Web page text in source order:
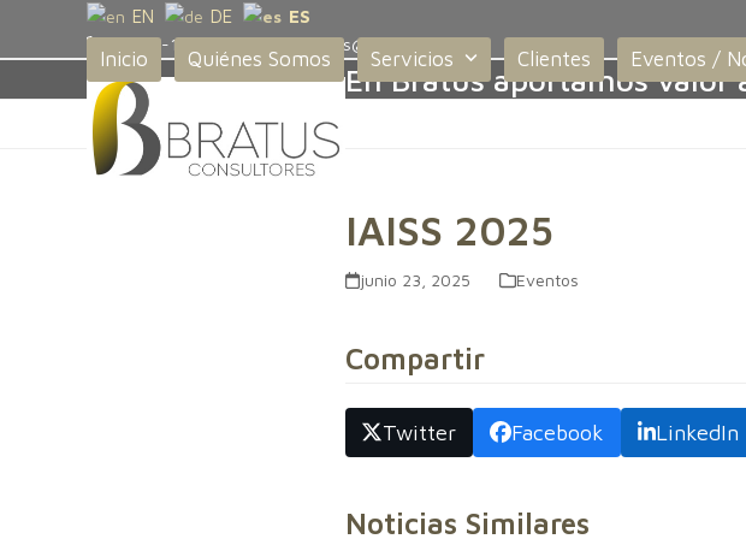
EN DE
ES
+52 55-1715-4341
bratus@bratus.mx
Inicio Quiénes Somos Servicios Clientes Eventos /
En Bratus aportamos valor
IAISS 2025
junio 23, 2025 Eventos
Compartir
Twitter Facebook LinkedIn
Noticias Similares